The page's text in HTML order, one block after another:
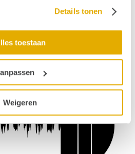
Details tonen
toestaan
Weigeren